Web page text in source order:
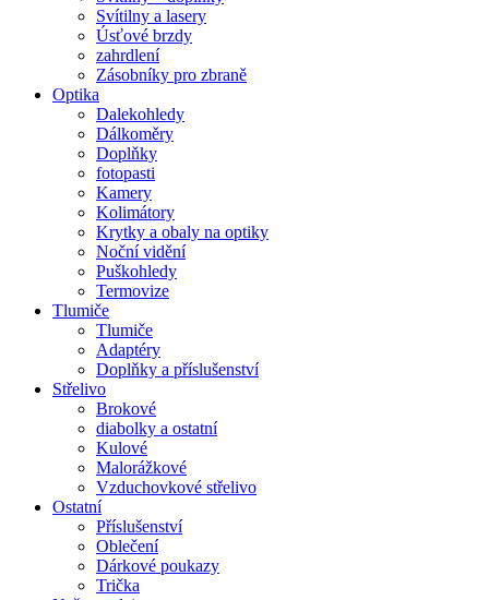
Svítilny a lasery
Úsťové brzdy
zahrdlení
Zásobníky pro zbraně
Optika
Dalekohledy
Dálkoměry
Doplňky
fotopasti
Kamery
Kolimátory
Krytky a obaly na optiky
Noční vidění
Puškohledy
Termovize
Tlumiče
Tlumiče
Adaptéry
Doplňky a příslušenství
Střelivo
Brokové
diabolky a ostatní
Kulové
Malorážkové
Vzduchovkové střelivo
Ostatní
Příslušenství
Oblečení
Dárkové poukazy
Trička